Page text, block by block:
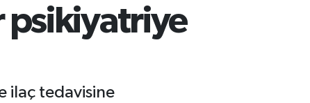
psikiyatriye
ilaç tedavisine